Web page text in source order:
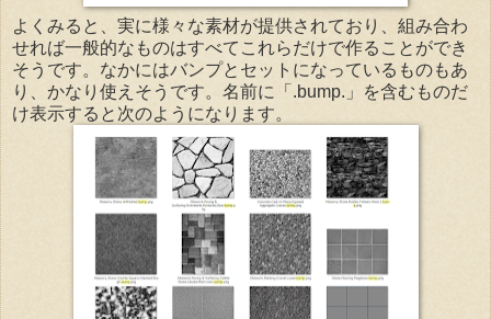
よくみると、実に様々な素材が提供されており、組み合わ
せれば一般的なものはすべてこれらだけで作ることができ
そうです。なかにはバンプとセットになっているものもあ
り、かなり使えそうです。名前に「.bump.」を含むものだ
け表示すると次のようになります。